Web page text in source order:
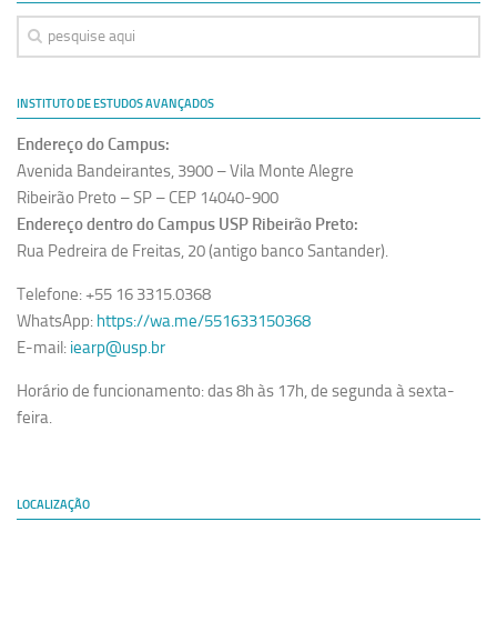
INSTITUTO DE ESTUDOS AVANÇADOS
Endereço do Campus:
Avenida Bandeirantes, 3900 – Vila Monte Alegre
Ribeirão Preto – SP – CEP 14040-900
Endereço dentro do Campus USP Ribeirão Preto:
Rua Pedreira de Freitas, 20 (antigo banco Santander).
Telefone: +55 16 3315.0368
WhatsApp: https://wa.me/551633150368
E-mail: iearp@usp.br
Horário de funcionamento: das 8h às 17h, de segunda à sexta-
feira.
LOCALIZAÇÃO